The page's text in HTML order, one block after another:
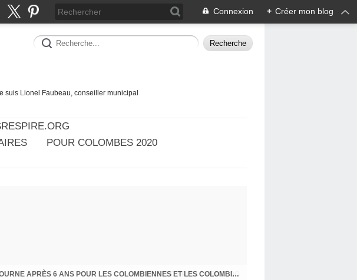
Connexion + Créer mon blog
suis Lionel Faubeau, conseiller municipal
POUR COLOMBES 2020
UNE PAGE SE TOURNE APRÈS 6 ANS POUR LES COLOMBIENNES ET LES COLOMBIENS